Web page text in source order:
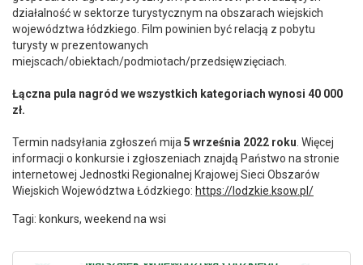
działalność w sektorze turystycznym na obszarach wiejskich
województwa łódzkiego. Film powinien być relacją z pobytu
turysty w prezentowanych
miejscach/obiektach/podmiotach/przedsięwzięciach.
Łączna pula nagród we wszystkich kategoriach wynosi 40 000
zł.
Termin nadsyłania zgłoszeń mija5 września 2022 roku. Więcej
informacji o konkursie i zgłoszeniach znajdą Państwo na stronie
internetowej Jednostki Regionalnej Krajowej Sieci Obszarów
Wiejskich Województwa Łódzkiego: https://lodzkie.ksow.pl/
Tagi: konkurs, weekend na wsi